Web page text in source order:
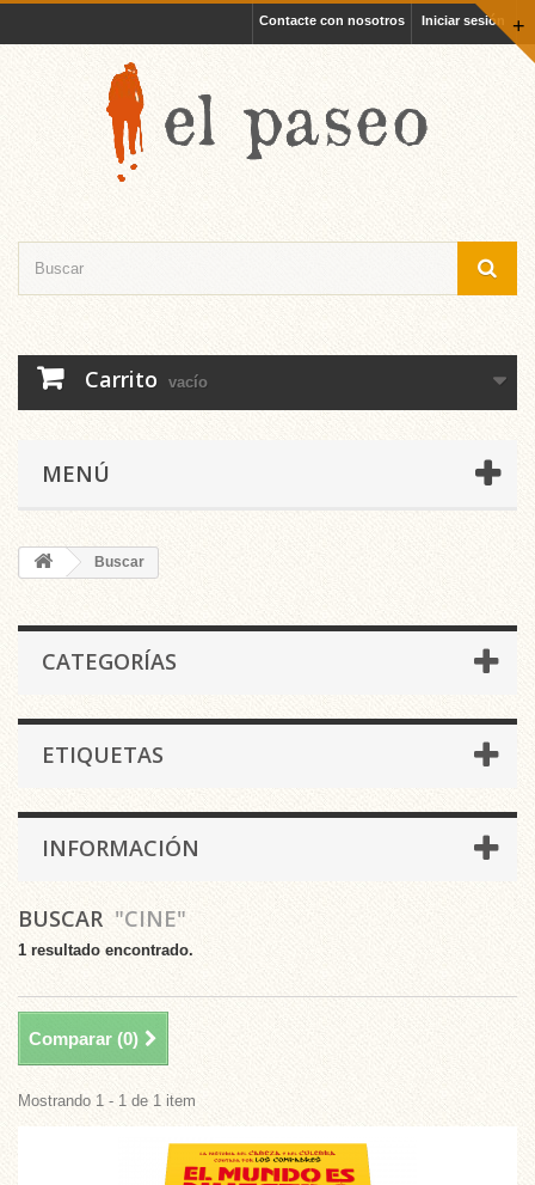
+
Iniciar sesión
Contacte con nosotros
Carrito vacío
MENÚ
Buscar
CATEGORÍAS
ETIQUETAS
INFORMACIÓN
BUSCAR "CINE"
1 resultado encontrado.
Comparar (0)
Mostrando 1 - 1 de 1 item